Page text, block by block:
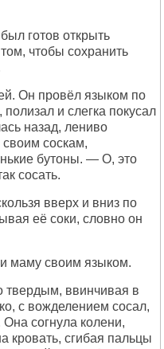
готов открыть
чтобы сохранить
Он провёл языком по
и слегка покусал
назад, лениво
соскам,
бутоны. — О, это
сосать.
вверх и вниз по
её соки, словно он
маму своим языком.
твердым, ввинчивая в
с вожделением сосал,
Она согнула колени,
кровать, сгибая пальцы